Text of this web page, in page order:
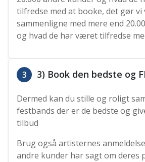
tilfredse med at booke, det gør vi
sammenligne med mere end
og hvad de har været tilfredse
3 3) Book den bedste og
Dermed kan du stille og roligt
festbands der er de bedste og
tilbud
Brug også artisternes
andre kunder har sagt om